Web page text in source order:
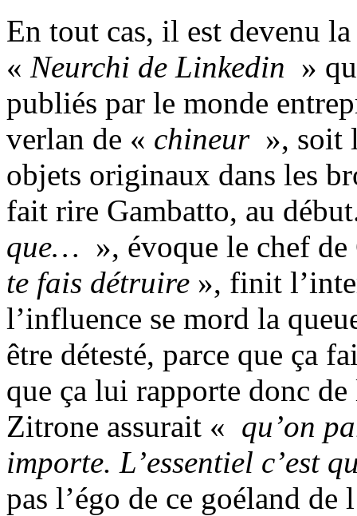
En tout cas, il est devenu
« Neurchi de Linkedin »
publiés par le monde
verlan de « chineur », soit
objets originaux dans les
fait rire Gambatto, au
que… », évoque le chef
te fais détruire », finit
l’influence se mord la
être détesté, parce que ça
que ça lui rapporte donc
Zitrone assurait « qu’on
importe. L’essentiel c’est
pas l’égo de ce goéland